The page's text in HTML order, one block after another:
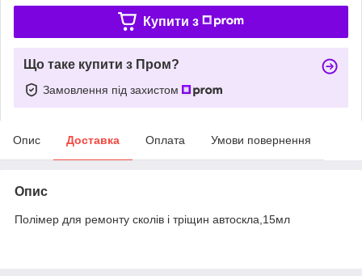
Купити з
Що таке купити з Пром?
Замовлення під захистом
Опис Доставка Оплата Умови повернення
Опис
Полімер для ремонту сколів і тріщин автоскла,15мл